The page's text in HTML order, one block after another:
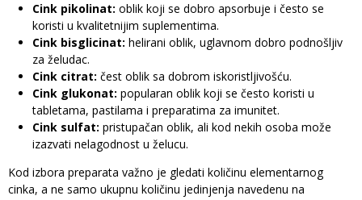
Cink pikolinat: oblik koji se dobro apsorbuje i često se
koristi u kvalitetnijim suplementima.
Cink bisglicinat: helirani oblik, uglavnom dobro podnošljiv
za želudac.
Cink citrat: čest oblik sa dobrom iskoristljivošću.
Cink glukonat: popularan oblik koji se često koristi u
tabletama, pastilama i preparatima za imunitet.
Cink sulfat: pristupačan oblik, ali kod nekih osoba može
izazvati nelagodnost u želucu.
Kod izbora preparata važno je gledati količinu elementarnog
cinka, a ne samo ukupnu količinu jedinjenja navedenu na